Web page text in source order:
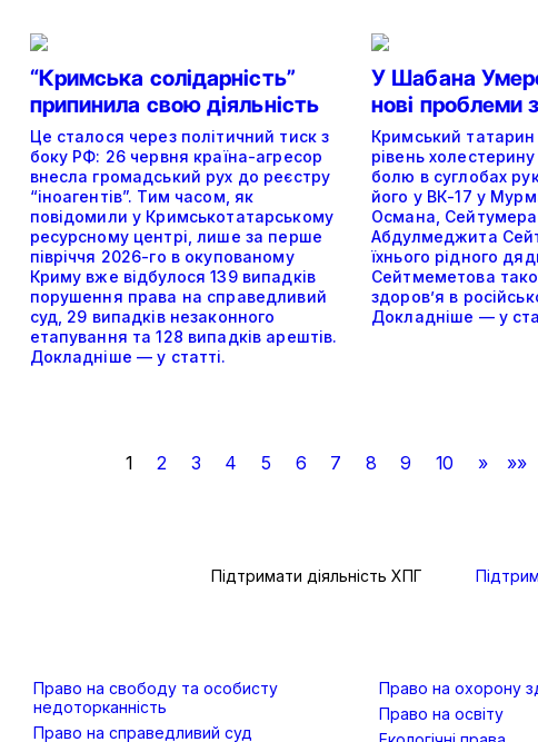
“Кримська солідарність”
припинила свою діяльність
Це сталося через політичний тиск з
боку РФ: 26 червня країна-агресор
внесла громадський рух до реєстру
“іноагентів”. Тим часом, як
повідомили у Кримськотатарському
ресурсному центрі, лише за перше
півріччя 2026-го в окупованому
Криму вже відбулося 139 випадків
порушення права на справедливий
суд, 29 випадків незаконного
етапування та 128 випадків арештів.
Докладніше — у статті.
У Шабана
нові проблеми
Кримський
рівень
болю в суглобах
його у ВК-17 у
Османа,
Абдулмеджита
їхнього рідного
Сейтмеметова
здоров’я в
Докладніше — у
1 2 3 4 5 6 7 8 9 10 » »»
Підтримати діяльність ХПГ
Право на свободу та особисту
недоторканність
Право на справедливий суд
Право на охорону
Право на освіту